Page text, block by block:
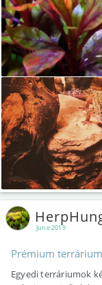
June 2019
Prémium
Egyedi terráriumok